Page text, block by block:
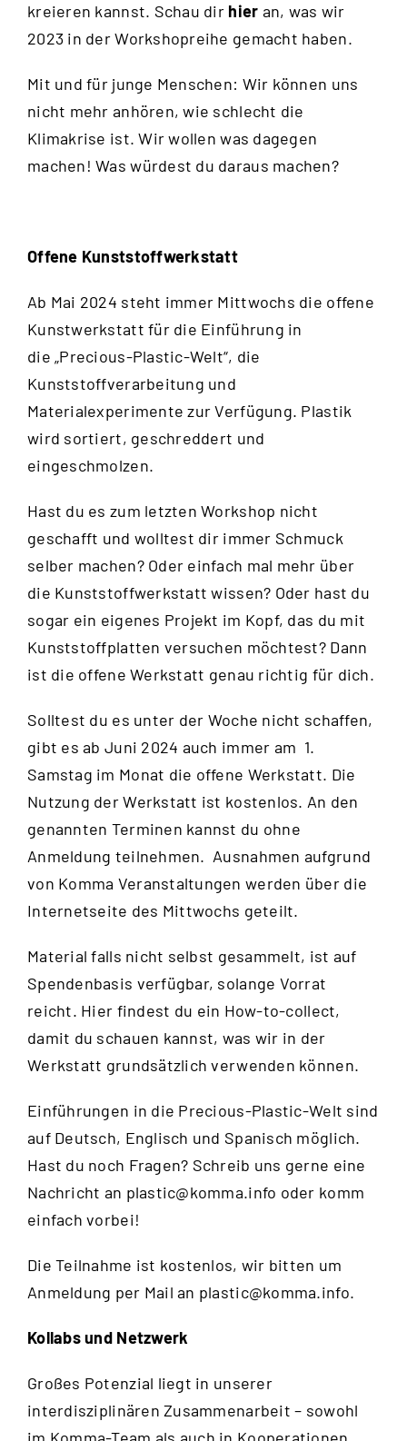
kreieren kannst. Schau dir hier an, was wir
2023 in der Workshopreihe gemacht haben.
Mit und für junge Menschen: Wir können uns
nicht mehr anhören, wie schlecht die
Klimakrise ist. Wir wollen was dagegen
machen! Was würdest du daraus machen?
Offene Kunststoffwerkstatt
Ab Mai 2024 steht immer Mittwochs die offene
Kunstwerkstatt für die Einführung in
die „Precious-Plastic-Welt“, die
Kunststoffverarbeitung und
Materialexperimente zur Verfügung. Plastik
wird sortiert, geschreddert und
eingeschmolzen.
Hast du es zum letzten Workshop nicht
geschafft und wolltest dir immer Schmuck
selber machen? Oder einfach mal mehr über
die Kunststoffwerkstatt wissen? Oder hast du
sogar ein eigenes Projekt im Kopf, das du mit
Kunststoffplatten versuchen möchtest? Dann
ist die offene Werkstatt genau richtig für dich.
Solltest du es unter der Woche nicht schaffen,
gibt es ab Juni 2024 auch immer am 1.
Samstag im Monat die offene Werkstatt. Die
Nutzung der Werkstatt ist kostenlos. An den
genannten Terminen kannst du ohne
Anmeldung teilnehmen. Ausnahmen aufgrund
von Komma Veranstaltungen werden über die
Internetseite des Mittwochs geteilt.
Material falls nicht selbst gesammelt, ist auf
Spendenbasis verfügbar, solange Vorrat
reicht. Hier findest du ein How-to-collect,
damit du schauen kannst, was wir in der
Werkstatt grundsätzlich verwenden können.
Einführungen in die Precious-Plastic-Welt sind
auf Deutsch, Englisch und Spanisch möglich.
Hast du noch Fragen? Schreib uns gerne eine
Nachricht an plastic@komma.info oder komm
einfach vorbei!
Die Teilnahme ist kostenlos, wir bitten um
Anmeldung per Mail an plastic@komma.info.
Kollabs und Netzwerk
Großes Potenzial liegt in unserer
interdisziplinären Zusammenarbeit – sowohl